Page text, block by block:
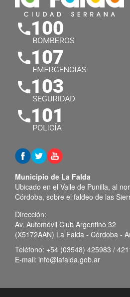
Municipio de La Falda
Ubicado en el Valle de Punilla, al
Córdoba, sobre el faldeo de las
Dirección:
Av. Automóvil Club Argentino 32
(X5172AAN) La Falda - Córdoba -
Teléfono: +54 (03548) 425983 /
E-mail: info@lafalda.gob.ar